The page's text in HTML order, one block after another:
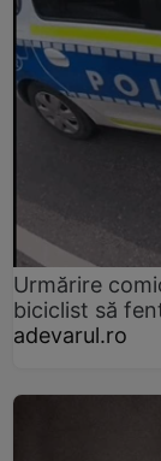
Urmărire
biciclist să
adevarul.ro